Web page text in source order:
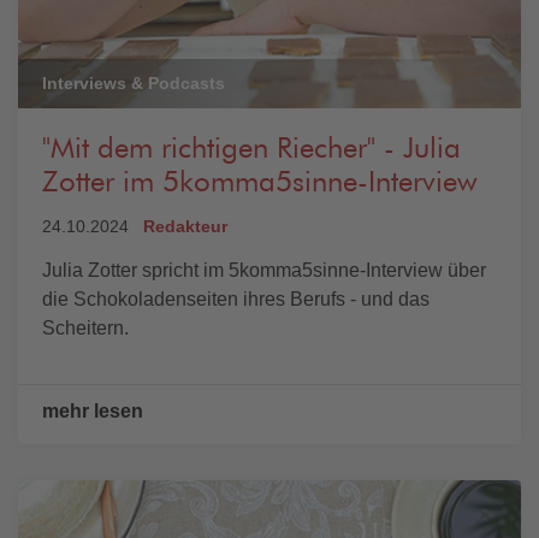
Interviews & Podcasts
"Mit dem richtigen Riecher" - Julia
Zotter im 5komma5sinne-Interview
24.10.2024 Redakteur
Julia Zotter spricht im 5komma5sinne-Interview über
die Schokoladenseiten ihres Berufs - und das
Scheitern.
mehr lesen